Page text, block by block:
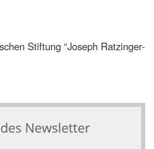
Stiftung “Joseph Ratzinger-